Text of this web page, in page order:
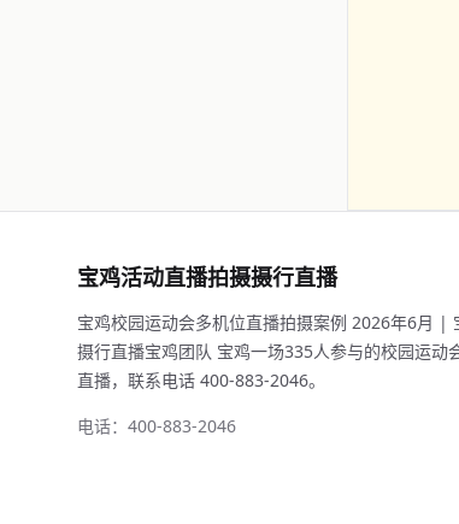
宝鸡活动直播拍摄摄行直播
宝鸡校园运动会多机位直播拍摄案例 2026年6月
摄行直播宝鸡团队 宝鸡一场335人参与的校园运
直播，联系电话 400-883-2046。
电话：400-883-2046